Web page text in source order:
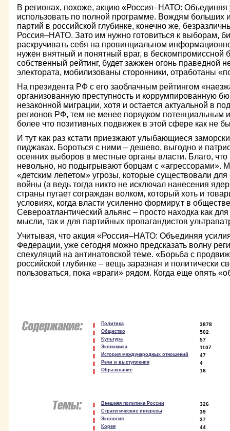
В регионах, похоже, акцию «Россия–НАТО:
использовать по полной программе. Вождям больших
партий в российской глубинке, конечно же,
Россия–НАТО. Зато им нужно готовиться к выборам,
раскручивать себя на провинциальном
нужен внятный и понятный враг, в бескомпромиссной
собственный рейтинг, будет зажжен огонь праведной
электората, мобилизованы сторонники, отработаны
На президента РФ с его заоблачным рейтингом
организованную преступность и коррумпированную
незаконной миграции, хотя и остается актуальной в
регионов РФ, тем не менее порядком потенциальным
более что позитивных подвижек в этой сфере как не
И тут как раз кстати приезжают улыбающиеся
пиджаках. Бороться с ними – дешево, выгодно и
осенних выборов в местные органы власти. Благо,
невольно, но подыгрывают борцам с «агрессорами».
«детским лепетом» угрозы, которые существовали
войны (а ведь тогда никто не исключал нанесения
страны пугает сограждан волком, который хоть и
условиях, когда власти усиленно формиру.т в
Североатлантический альянс – просто находка как
мысли, так и для партийных пропагандистов
Учитывая, что акция «Россия–НАТО: Объединяя
Федерации, уже сегодня можно предсказать волну
спекуляций на антинатовской теме. «Борьба с
российской глубинке – вещь заразная и политически
пользоваться, пока «враги» рядом. Когда еще опять
Политика 3878
Общество 502
Культура 57
Экономика 1107
История международных отношений 47
Речи и выступления 4
Образование 18
Внешняя политика России 326
Стратегические интересы 39
Экология 37
Корея 44